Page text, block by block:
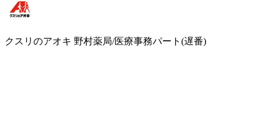
クスリのアオキ 野村薬局/医療事務パート(遅番)